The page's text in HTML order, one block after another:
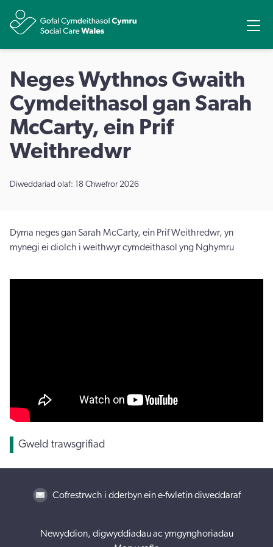
Neges Wythnos Gwaith
Cymdeithasol gan Sarah
McCarty, ein Prif
Weithredwr
Diweddariad olaf: 18 Chwefror 2026
Dyma neges gan Sarah McCarty, ein Prif Weithredwr, yn
mynegi ei diolch i weithwyr cymdeithasol yng Nghymru
Gweld trawsgrifiad
Cofrestrwch i dderbyn ein e-fwletin diweddaraf
Newyddion, digwyddiadau ac ymgynghoriadau